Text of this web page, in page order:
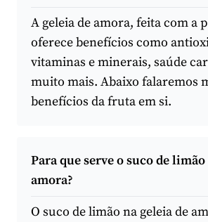
A geleia de amora, feita com a
oferece benefícios como
vitaminas e minerais, saúde
muito mais. Abaixo falaremos
benefícios da fruta em si.
Para que serve o suco de
amora?
O suco de limão na geleia de